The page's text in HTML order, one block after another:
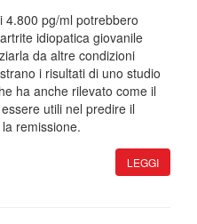
4.800 pg/ml potrebbero
idiopatica giovanile
da altre condizioni
i risultati di uno studio
ha anche rilevato come il
utili nel predire il
remissione.
LEGGI